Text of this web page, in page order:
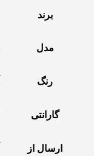
برند
مدل
رنگ
گارانتی
ارسال از